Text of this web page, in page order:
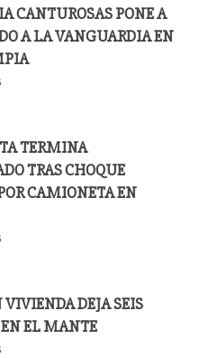
CANTUROSAS PONE A
A LA VANGUARDIA EN
TERMINA
TRAS CHOQUE
CAMIONETA EN
DEJA SEIS
EL MANTE